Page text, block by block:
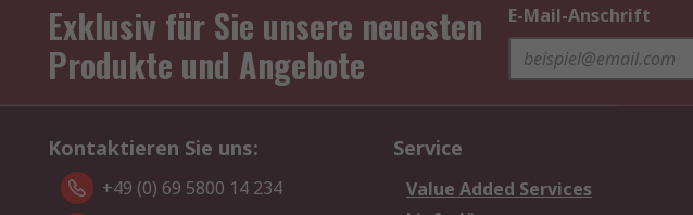
Exklusiv für Sie unsere neuesten
Produkte und Angebote
E-Mail-Anschrift
Kontaktieren Sie uns:
+49 (0) 69 5800 14 234
Service
Value Added Services